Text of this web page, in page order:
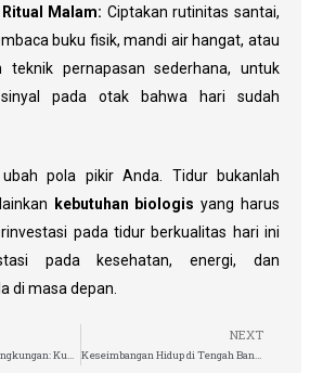
Malam: Ciptakan rutinitas santai,
buku fisik, mandi air hangat, atau
teknik pernapasan sederhana, untuk
pada otak bahwa hari sudah
ubah pola pikir Anda. Tidur bukanlah
kebutuhan biologis yang harus
pada tidur berkualitas hari ini
pada kesehatan, energi, dan
di masa depan.
Gaya Hidup Ramah Lingkungan: Kunci Masa Depan Bumi yang Berkelanjutan
NEXT
Keseimbangan Hidup di Tengah Banjir Informasi